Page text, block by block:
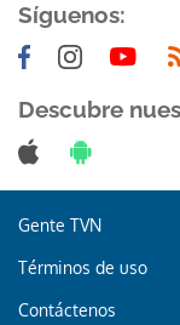
Síguenos:
Descubre
Gente TVN
Términos de uso
Contáctenos